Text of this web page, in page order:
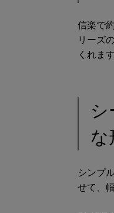
信楽で
リーズ
くれます
シ
な
シンプ
せて、